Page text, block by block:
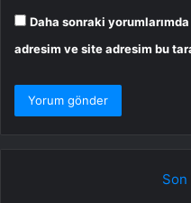
Daha sonraki
adresim ve site adresim bu
Son